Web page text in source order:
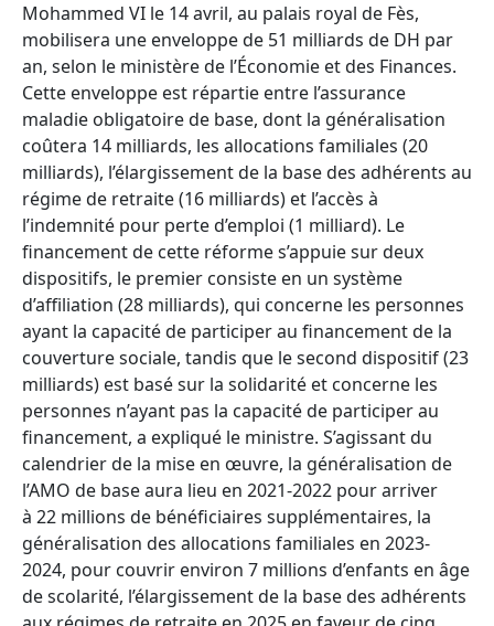
Mohammed VI le 14 avril, au palais royal de Fès,
mobilisera une enveloppe de 51 milliards de DH par
an, selon le ministère de l’Économie et des Finances.
Cette enveloppe est répartie entre l’assurance
maladie obligatoire de base, dont la généralisation
coûtera 14 milliards, les allocations familiales (20
milliards), l’élargissement de la base des adhérents au
régime de retraite (16 milliards) et l’accès à
l’indemnité pour perte d’emploi (1 milliard). Le
financement de cette réforme s’appuie sur deux
dispositifs, le premier consiste en un système
d’affiliation (28 milliards), qui concerne les personnes
ayant la capacité de participer au financement de la
couverture sociale, tandis que le second dispositif (23
milliards) est basé sur la solidarité et concerne les
personnes n’ayant pas la capacité de participer au
financement, a expliqué le ministre. S’agissant du
calendrier de la mise en œuvre, la généralisation de
l’AMO de base aura lieu en 2021-2022 pour arriver
à 22 millions de bénéficiaires supplémentaires, la
généralisation des allocations familiales en 2023-
2024, pour couvrir environ 7 millions d’enfants en âge
de scolarité, l’élargissement de la base des adhérents